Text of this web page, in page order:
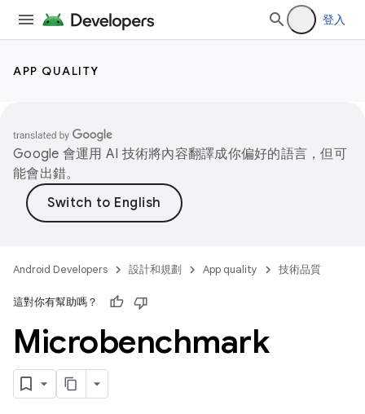
登入
APP QUALITY
Google 會運用 AI 技術將內容翻譯成你偏好的語言，但可
能會出錯。
Android Developers 設計和規劃 App quality 技術品質
這對你有幫助嗎？
Microbenchmark